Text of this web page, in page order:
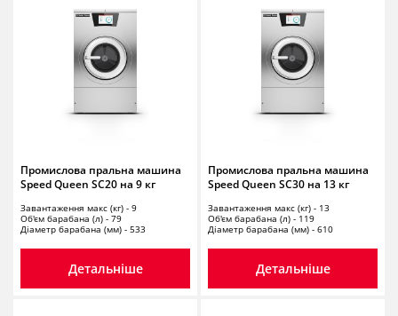
Промислова пральна машина
Speed Queen SC20 на 9 кг
Завантаження макс (кг) - 9
Об'єм барабана (л) - 79
Діаметр барабана (мм) - 533
Детальніше
Промислова пральна машина
Speed Queen SC30 на 13 кг
Завантаження макс (кг) - 13
Об'єм барабана (л) - 119
Діаметр барабана (мм) - 610
Детальніше